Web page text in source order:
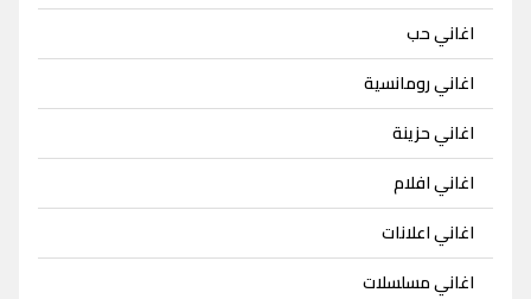
اغاني حب
اغاني رومانسية
اغاني حزينة
اغاني افلام
اغاني اعلانات
اغاني مسلسلات